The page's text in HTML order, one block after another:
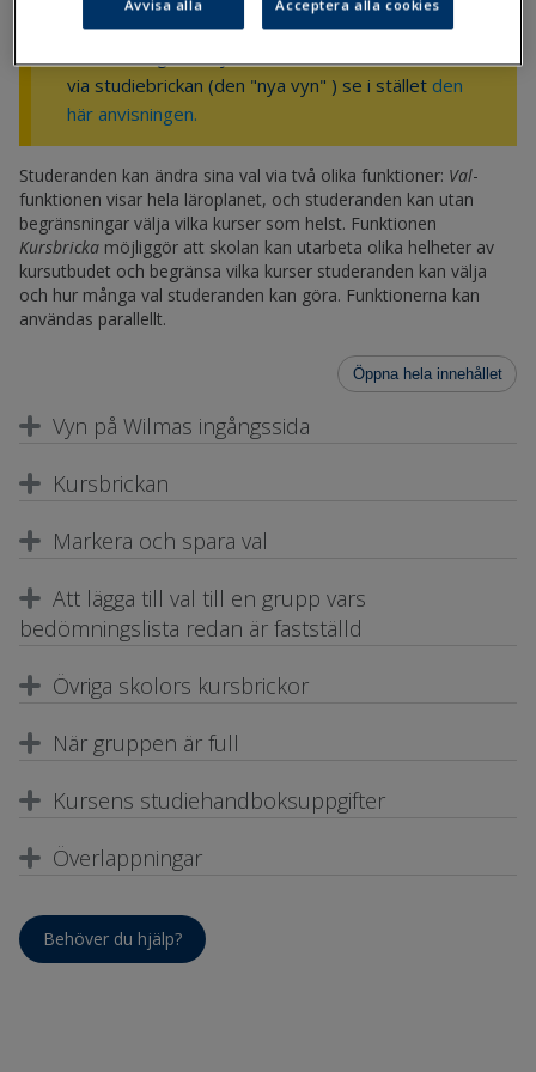
markerar sina val i den traditionella kursbrickan,
via studiebrickan (den "nya vyn" ) se i stället den
här anvisningen.
Studeranden kan ändra sina val via två olika funktioner: Val-
funktionen visar hela läroplanet, och studeranden kan utan
begränsningar välja vilka kurser som helst. Funktionen
Kursbricka möjliggör att skolan kan utarbeta olika helheter av
kursutbudet och begränsa vilka kurser studeranden kan välja
och hur många val studeranden kan göra. Funktionerna kan
användas parallellt.
Öppna hela innehållet
Vyn på Wilmas ingångssida
Kursbrickan
Markera och spara val
Att lägga till val till en grupp vars
bedömningslista redan är fastställd
Övriga skolors kursbrickor
När gruppen är full
Kursens studiehandboksuppgifter
Överlappningar
Behöver du hjälp?
Avvisa alla Acceptera alla cookies